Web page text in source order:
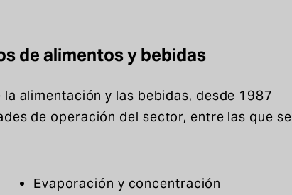
de alimentos y bebidas
alimentación y las bebidas, desde 1987
de operación del sector, entre las que se
Evaporación y concentración